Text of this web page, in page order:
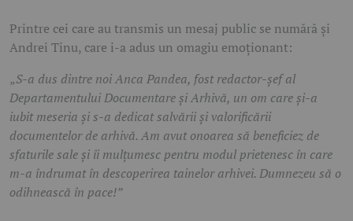
Printre cei care au transmis un mesaj public se numără și
Andrei Tinu, care i-a adus un omagiu emoționant:
„S-a dus dintre noi Anca Pandea, fost redactor-șef al
Departamentului Documentare și Arhivă, un om care și-a
iubit meseria și s-a dedicat salvării și valorificării
documentelor de arhivă. Am avut onoarea să beneficiez de
sfaturile sale și îi mulțumesc pentru modul prietenesc în care
m-a îndrumat în descoperirea tainelor arhivei. Dumnezeu să o
odihnească în pace!”